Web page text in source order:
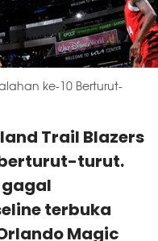
ke-10 Berturut-
Trail Blazers
turut.
gagal
terbuka
Magic